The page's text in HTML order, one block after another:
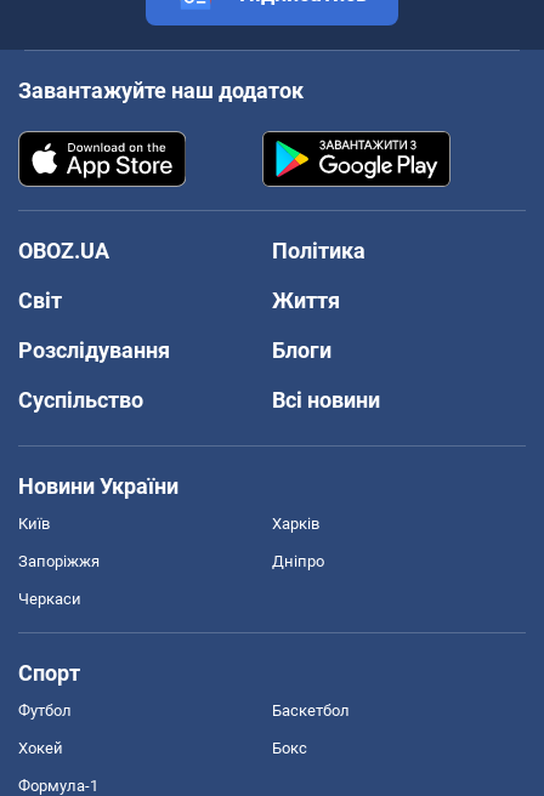
Завантажуйте наш додаток
OBOZ.UA
Політика
Світ
Життя
Розслідування
Блоги
Суспільство
Всі новини
Новини України
Київ Харків
Запоріжжя Дніпро
Черкаси
Спорт
Футбол Баскетбол
Хокей Бокс
Формула-1